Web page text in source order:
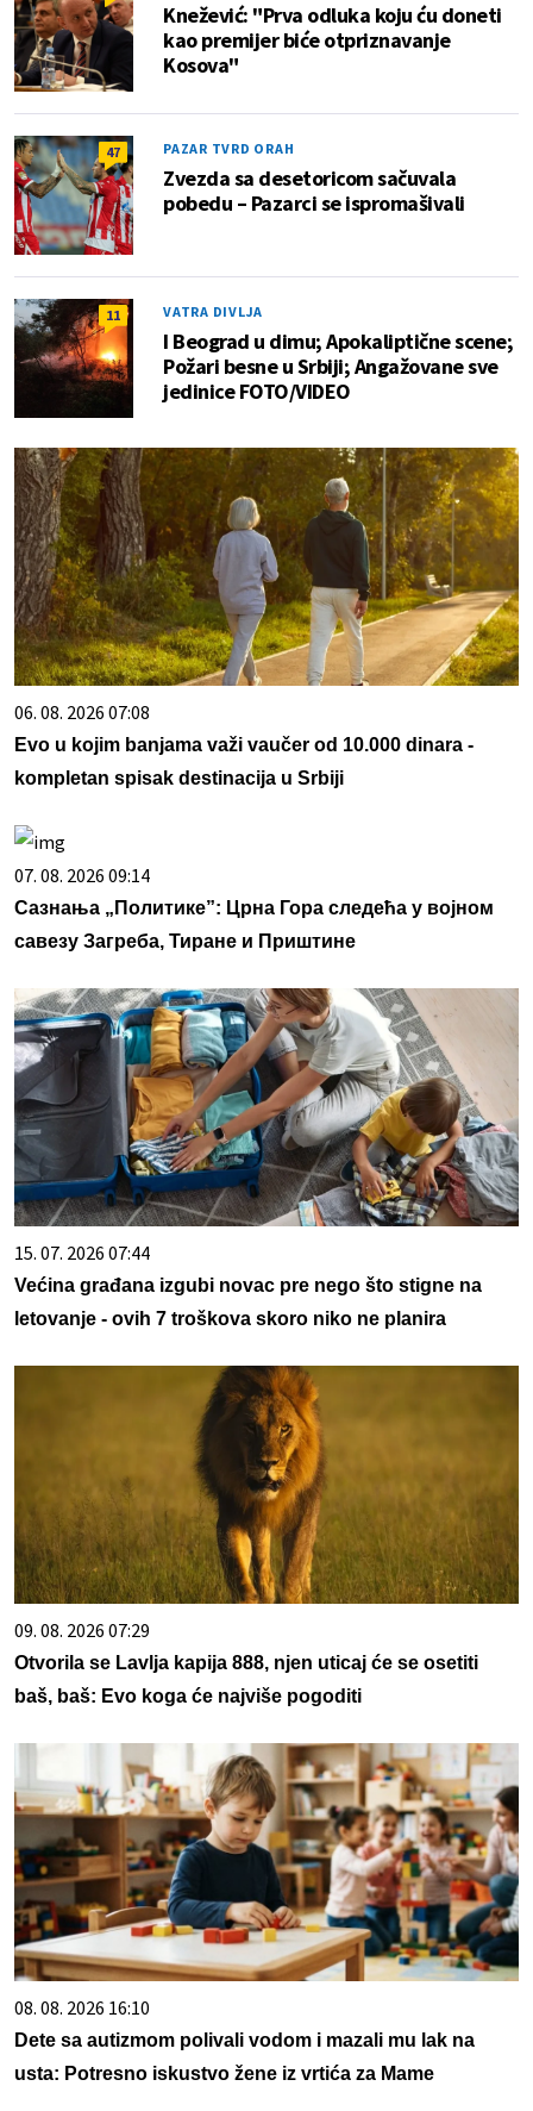
Knežević: "Prva odluka koju ću doneti
kao premijer biće otpriznavanje
Kosova"
47 PAZAR TVRD ORAH
Zvezda sa desetoricom sačuvala
pobedu – Pazarci se ispromašivali
11 VATRA DIVLJA
I Beograd u dimu; Apokaliptične scene;
Požari besne u Srbiji; Angažovane sve
jedinice FOTO/VIDEO
06. 08. 2026 07:08
Evo u kojim banjama važi vaučer od 10.000 dinara -
kompletan spisak destinacija u Srbiji
07. 08. 2026 09:14
Сазнања „Политике”: Црна Гора следећа у војном
савезу Загреба, Тиране и Приштине
15. 07. 2026 07:44
Većina građana izgubi novac pre nego što stigne na
letovanje - ovih 7 troškova skoro niko ne planira
09. 08. 2026 07:29
Otvorila se Lavlja kapija 888, njen uticaj će se osetiti
baš, baš: Evo koga će najviše pogoditi
08. 08. 2026 16:10
Dete sa autizmom polivali vodom i mazali mu lak na
usta: Potresno iskustvo žene iz vrtića za Mame